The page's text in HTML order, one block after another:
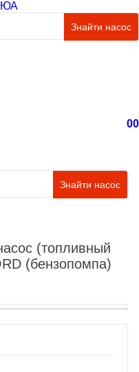
Знайти насос
00
Знайти насос
(топливный
(бензопомпа)